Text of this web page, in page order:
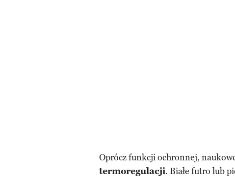
Oprócz funkcji ochronnej,
termoregulacji. Białe futro lub